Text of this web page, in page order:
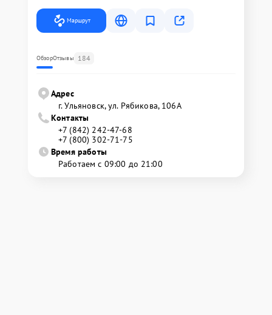
Маршрут
ОбзорОтзывы 184
Адрес
г. Ульяновск, ул. Рябикова, 106А
Контакты
+7 (842) 242-47-68
+7 (800) 302-71-75
Время работы
Работаем с 09:00 до 21:00